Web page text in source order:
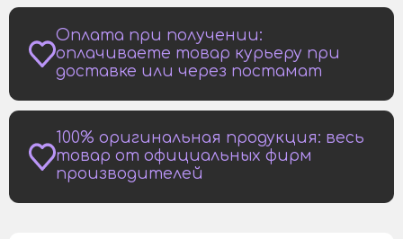
Оплата при получении:
оплачиваете товар курьеру при
доставке или через постамат
100% оригинальная продукция: весь
товар от официальных фирм
производителей